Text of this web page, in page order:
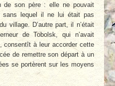
de son père : elle ne pouvait
sans lequel il ne lui était pas
village. D’autre part, il n’était
de Tobolsk, qui n’avait
consentît à leur accorder cette
de remettre son départ à un
se portèrent sur les moyens